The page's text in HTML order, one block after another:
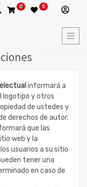
0 0
informará a
logotipo y otros
de ustedes y
derechos de autor.
que las
web y la
usuarios a su sitio
tener una
en caso de